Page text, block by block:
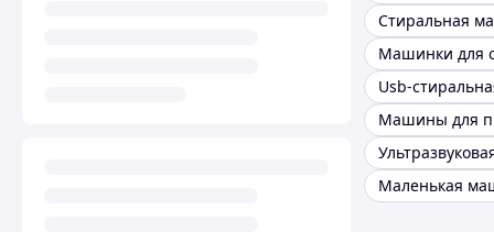
Машинки для